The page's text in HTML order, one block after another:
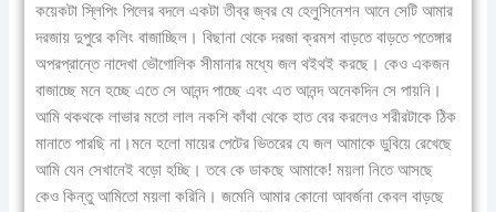
কয়েকটা স্লিপিং পিলের বদলে একটা তীব্র জ্বর যে হেলুসিনেশন আনে সেটি আমার
দরজায় দুপুরে কলিং বাজাচ্ছিল। বিছানা থেকে দরজা ক্রমশ বাড়তে বাড়তে পতেঙ্গার
অপরপ্রান্তে নাদেখা ভৌগোলিক সীমানার মধ্যে জল থইথই করছে। কেও একজন
বাজাচ্ছে মনে হচ্ছে এতে সে আনন্দ পাচ্ছে এবং এত আনন্দ অনেকদিন সে পায়নি।
আমি থকথকে লাভার মতো লাল নকশি কাঁথা থেকে হাত বের করলেও শরীরটাকে ঠিক
মানাতে পারছি না।মনে হলো মায়ের পেটের ভিতরের যে জল আমাকে ডুবিয়ে রেখেছে
আমি যেন সেখানেই বড়ো হচ্ছি। তবে কে ডাকছে আমাকে! ময়লা নিতে আসছে
কেও কিন্তু আমিতো ময়লা করিনি। জমেনি আমার কোনো আবর্জনা কেবল বাড়ছে